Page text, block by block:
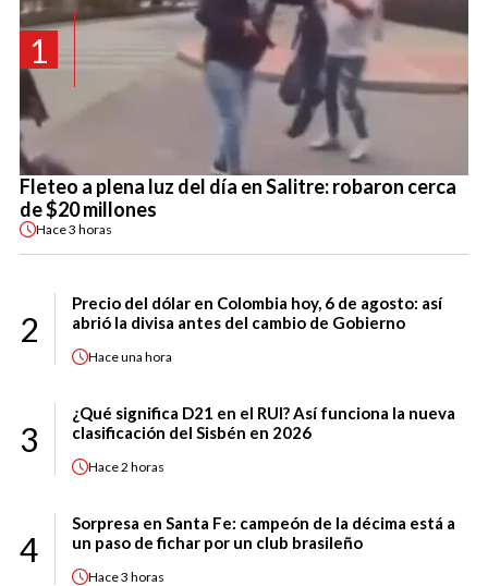
1
Fleteo a plena luz del día en Salitre: robaron cerca
de $20 millones
Hace3 horas
2
Precio del dólar en Colombia hoy, 6 de agosto: así
abrió la divisa antes del cambio de Gobierno
Haceuna hora
3
¿Qué significa D21 en el RUI? Así funciona la nueva
clasificación del Sisbén en 2026
Hace2 horas
4
Sorpresa en Santa Fe: campeón de la décima está a
un paso de fichar por un club brasileño
Hace3 horas